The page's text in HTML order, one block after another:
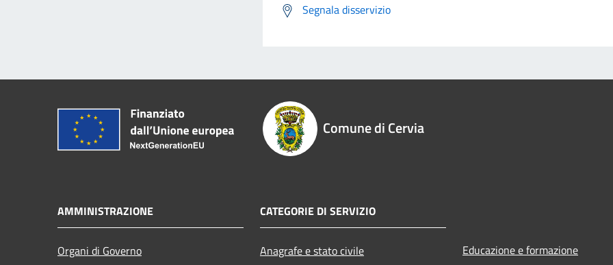
Segnala disservizio
Comune di Cervia
AMMINISTRAZIONE
Organi di Governo
CATEGORIE DI SERVIZIO
Anagrafe e stato civile
Educazione e formazione